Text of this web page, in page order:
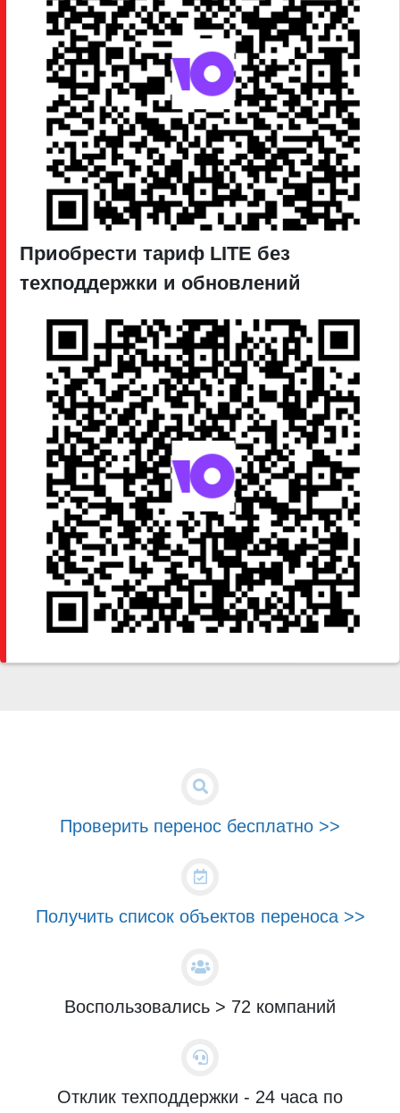
Приобрести тариф LITE без
техподдержки и обновлений
Проверить перенос бесплатно >>
Получить список объектов переноса >>
Воспользовались > 72 компаний
Отклик техподдержки - 24 часа по